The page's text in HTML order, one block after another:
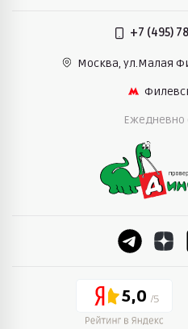
+7 (495)
Москва, ул.Малая
Ежедневно
5,0